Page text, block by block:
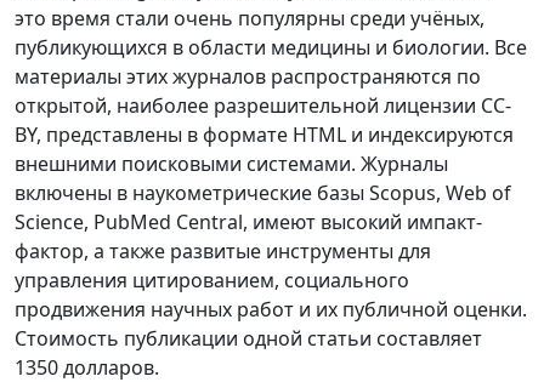
это время стали очень популярны среди учёных,
публикующихся в области медицины и биологии. Все
материалы этих журналов распространяются по
открытой, наиболее разрешительной лицензии CC-
BY, представлены в формате HTML и индексируются
внешними поисковыми системами. Журналы
включены в наукометрические базы Scopus, Web of
Science, PubMed Central, имеют высокий импакт-
фактор, а также развитые инструменты для
управления цитированием, социального
продвижения научных работ и их публичной оценки.
Стоимость публикации одной статьи составляет
1350 долларов.